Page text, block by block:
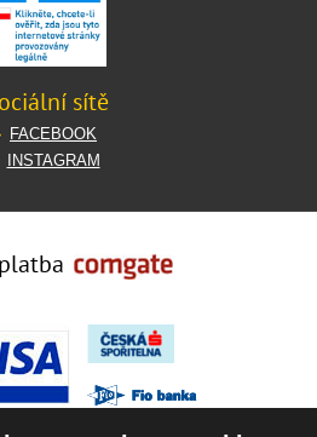
sítě
FACEBOOK
INSTAGRAM